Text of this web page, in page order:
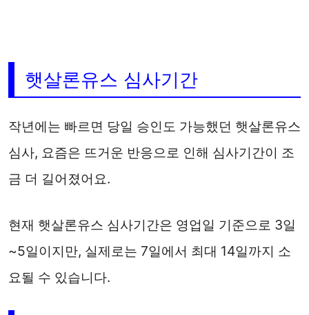
햇살론유스 심사기간
작년에는 빠르면 당일 승인도 가능했던 햇살론유스
심사, 요즘은 뜨거운 반응으로 인해 심사기간이 조
금 더 길어졌어요.
현재 햇살론유스 심사기간은 영업일 기준으로 3일
~5일이지만, 실제로는 7일에서 최대 14일까지 소
요될 수 있습니다.